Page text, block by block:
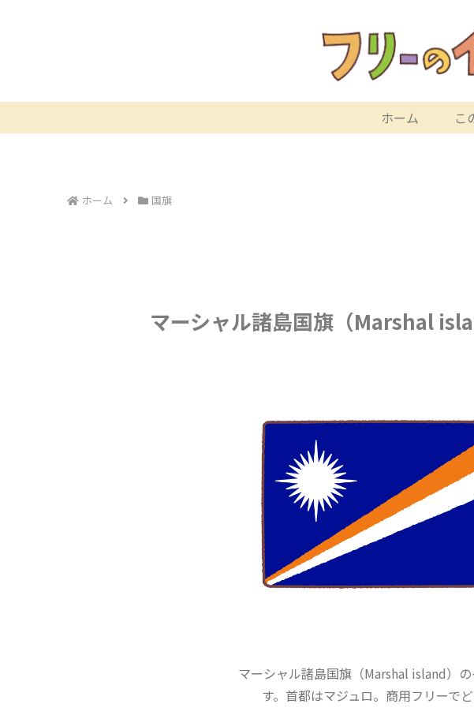
ホーム こ
ホーム 国旗
マーシャル諸島国旗（Marshal
マーシャル諸島国旗（Marshal island）
す。首都はマジュロ。商用フリーでど